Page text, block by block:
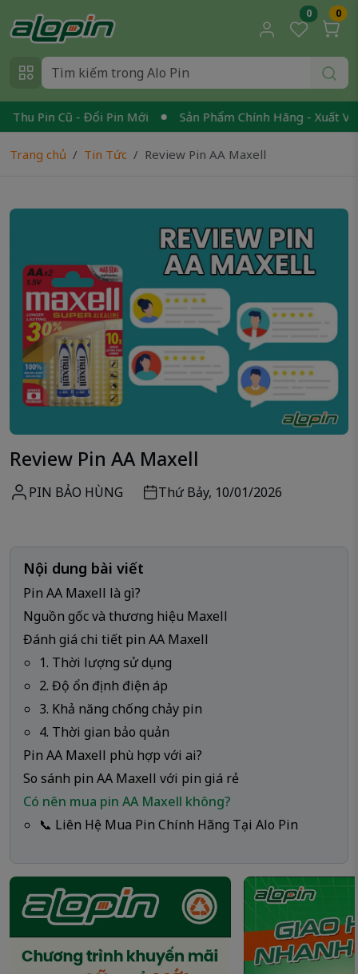
0 0
Pin Cũ - Đổi Pin Mới Sản Phẩm Chính Hãng - Xuất VAT
Trang chủ Tin Tức Review Pin AA Maxell
Review Pin AA Maxell
PIN BẢO HÙNG Thứ Bảy, 10/01/2026
Nội dung bài viết
Pin AA Maxell là gì?
Nguồn gốc và thương hiệu Maxell
Đánh giá chi tiết pin AA Maxell
1. Thời lượng sử dụng
2. Độ ổn định điện áp
3. Khả năng chống chảy pin
4. Thời gian bảo quản
Pin AA Maxell phù hợp với ai?
So sánh pin AA Maxell với pin giá rẻ
Có nên mua pin AA Maxell không?
📞 Liên Hệ Mua Pin Chính Hãng Tại Alo Pin